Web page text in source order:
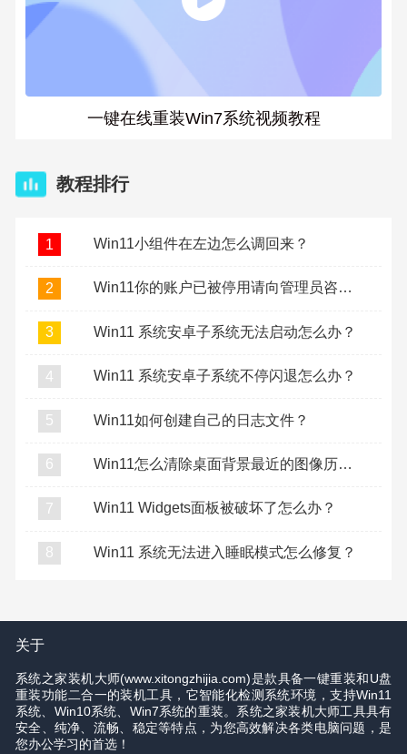
一键在线重装Win7系统视频教程
教程排行
1 Win11小组件在左边怎么调回来？
2 Win11你的账户已被停用请向管理员咨询怎么办？
3 Win11 系统安卓子系统无法启动怎么办？
4 Win11 系统安卓子系统不停闪退怎么办？
5 Win11如何创建自己的日志文件？
6 Win11怎么清除桌面背景最近的图像历史记录？
7 Win11 Widgets面板被破坏了怎么办？
8 Win11 系统无法进入睡眠模式怎么修复？
关于
系统之家装机大师(www.xitongzhijia.com)是款具备一键重装和U盘
重装功能二合一的装机工具，它智能化检测系统环境，支持Win11
系统、Win10系统、Win7系统的重装。系统之家装机大师工具具有
安全、纯净、流畅、稳定等特点，为您高效解决各类电脑问题，是
您办公学习的首选！